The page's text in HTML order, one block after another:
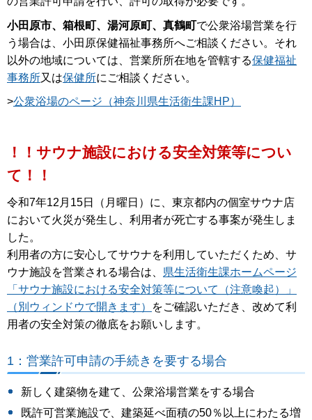
小田原市、箱根町、湯河原町、真鶴町で公衆浴場営業を行
う場合は、小田原保健福祉事務所へご相談ください。それ
以外の地域については、営業所所在地を管轄する保健福祉
事務所又は保健所にご相談ください。
>公衆浴場のページ（神奈川県生活衛生課HP）
！！サウナ施設における安全対策等につい
て！！
令和7年12月15日（月曜日）に、東京都内の個室サウナ店
において火災が発生し、利用者が死亡する事案が発生しま
した。
利用者の方に安心してサウナを利用していただくため、サ
ウナ施設を営業される場合は、 県生活衛生課ホームページ
「サウナ施設における安全対策等について（注意喚起）」
（別ウィンドウで開きます）
をご確認いただき、改めて利
用者の安全対策の徹底をお願いします。
1：営業許可申請の手続きを要する場合
新しく建築物を建て、公衆浴場営業をする場合
既許可営業施設で、建築延べ面積の50％以上にわたる増